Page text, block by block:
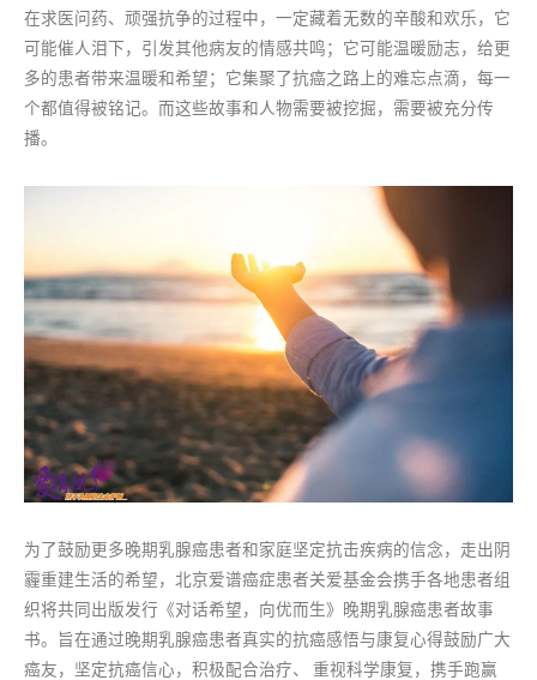
在求医问药、顽强抗争的过程中，一定藏着无数的辛酸和欢乐，它
可能催人泪下，引发其他病友的情感共鸣；它可能温暖励志，给更
多的患者带来温暖和希望；它集聚了抗癌之路上的难忘点滴，每一
个都值得被铭记。而这些故事和人物需要被挖掘，需要被充分传
播。
为了鼓励更多晚期乳腺癌患者和家庭坚定抗击疾病的信念，走出阴
霾重建生活的希望，北京爱谱癌症患者关爱基金会携手各地患者组
织将共同出版发行《对话希望，向优而生》晚期乳腺癌患者故事
书。旨在通过晚期乳腺癌患者真实的抗癌感悟与康复心得鼓励广大
癌友，坚定抗癌信心，积极配合治疗、 重视科学康复，携手跑赢